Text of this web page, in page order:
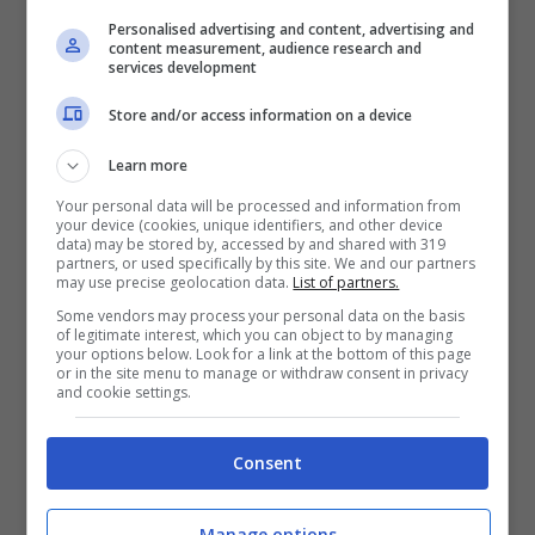
VERIFICA
Mostra Informazioni
BONUS BENVENUTO LOTTOMATICA: 2050€
Fino a 2050€ bonus scommesse e sport
Per i nuovi utenti della piattaforma: 100% fino a 50€ in
Bonus Scommesse + 100% fino a 2000€ in Bonus
Sport
2050€
VERIFICA
Personalised advertising and content, advertising and
content measurement, audience research and
services development
Store and/or access information on a device
Learn more
Your personal data will be processed and information from
your device (cookies, unique identifiers, and other device
data) may be stored by, accessed by and shared with 319
partners, or used specifically by this site. We and our partners
may use precise geolocation data. List of partners.
Some vendors may process your personal data on the basis
of legitimate interest, which you can object to by managing
your options below. Look for a link at the bottom of this page
or in the site menu to manage or withdraw consent in privacy
and cookie settings.
Consent